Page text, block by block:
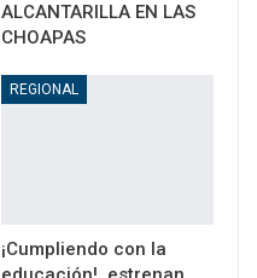
ALCANTARILLA EN LAS
CHOAPAS
REGIONAL
¡Cumpliendo con la